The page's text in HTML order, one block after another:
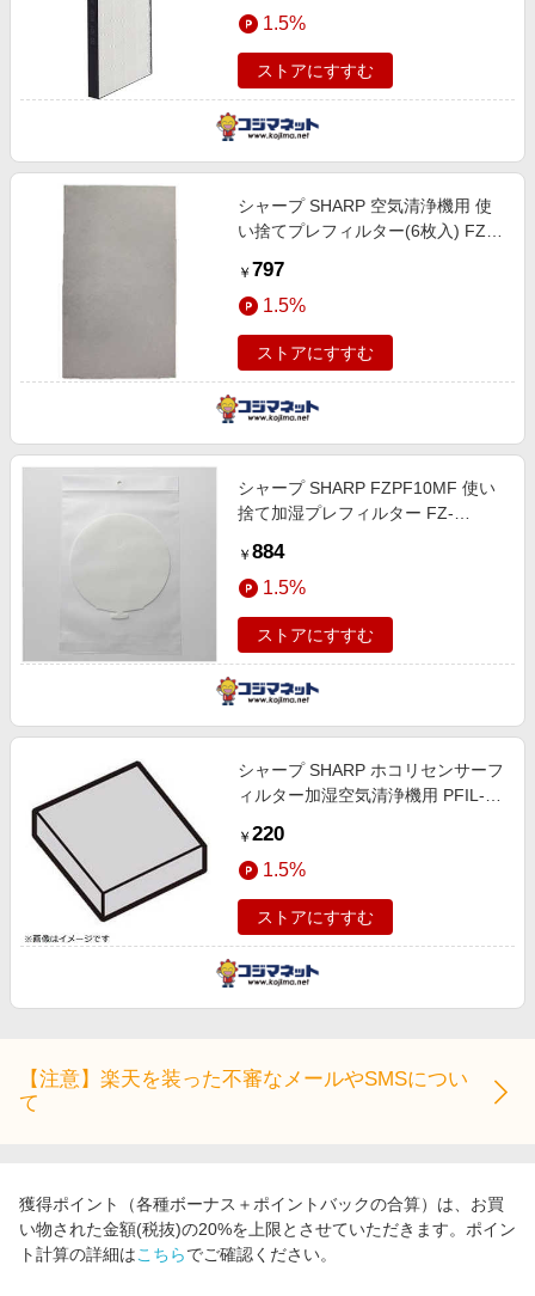
1.5%
ストアにすすむ
シャープ SHARP 空気清浄機用 使
い捨てプレフィルター(6枚入) FZ-
￥ 797
1.5%
ストアにすすむ
シャープ SHARP FZPF10MF 使い
捨て加湿プレフィルター FZ-
￥ 884
1.5%
ストアにすすむ
シャープ SHARP ホコリセンサーフ
ィルター加湿空気清浄機用 PFIL-
2803370733
￥ 220
1.5%
ストアにすすむ
【注意】楽天を装った不審なメールやSMSについ
て
獲得ポイント（各種ボーナス＋ポイントバックの合算）は、お買
い物された金額(税抜)の20%を上限とさせていただきます。ポイン
ト計算の詳細はこちらでご確認ください。